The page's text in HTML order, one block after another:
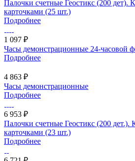
Палочки счетные Геостикс (200 дет).
карточками (25 шт.)
Подробнее
1 097 ₽
Часы демонстрационные 24-часовой
Подробнее
4 863 ₽
Часы демонстрационные
Подробнее
6 953 ₽
Палочки счетные Геостикс (200 дет.).
карточками (23 шт.)
Подробнее